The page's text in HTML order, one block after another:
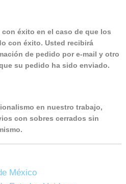
éxito en el caso de que los
con éxito. Usted recibirá
de pedido por e-mail y otro
su pedido ha sido enviado.
en nuestro trabajo,
con sobres cerrados sin
México